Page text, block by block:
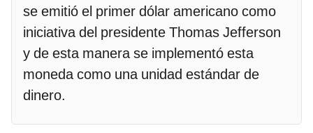
se emitió el primer dólar americano como
iniciativa del presidente Thomas Jefferson
y de esta manera se implementó esta
moneda como una unidad estándar de
dinero.